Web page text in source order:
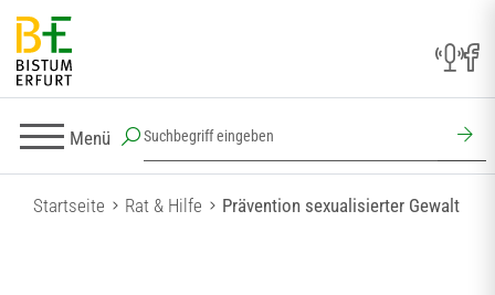
Menü
Startseite Rat & Hilfe Prävention sexualisierter Gewalt